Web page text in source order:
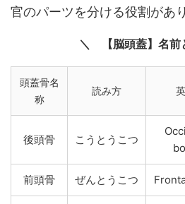
官のパーツを分ける役割があ
【脳頭蓋】名
頭蓋骨名
称
読み方
後頭骨 こうとうこつ
前頭骨 ぜんとうこつ